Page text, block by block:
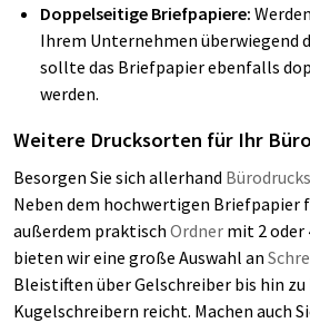
Doppelseitige Briefpapiere:
Ihrem Unternehmen überwiegend
sollte das Briefpapier ebenfalls
werden.
Weitere Drucksorten für Ihr Büro
Besorgen Sie sich allerhand
Neben dem hochwertigen Briefpapier
außerdem praktisch Ordner mit 2 oder
bieten wir eine große Auswahl an
Bleistiften über Gelschreiber bis hin zu
Kugelschreibern reicht. Machen auch